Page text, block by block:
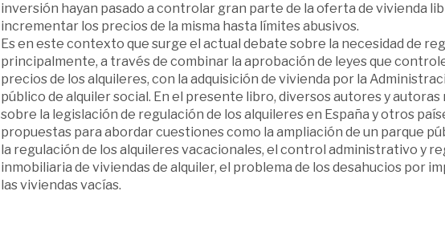
inversión hayan pasado a controlar gran parte de la oferta de vivienda
incrementar los precios de la misma hasta límites abusivos.
Es en este contexto que surge el actual debate sobre la necesidad de
principalmente, a través de combinar la aprobación de leyes que
precios de los alquileres, con la adquisición de vivienda por la
público de alquiler social. En el presente libro, diversos autores y
sobre la legislación de regulación de los alquileres en España y otros
propuestas para abordar cuestiones como la ampliación de un parque
la regulación de los alquileres vacacionales, el control administrativo y
inmobiliaria de viviendas de alquiler, el problema de los desahucios por
las viviendas vacías.